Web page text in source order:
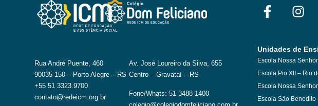
Rua André Puente, 460
90035-150 – Porto Alegre – RS
+55 51 3323.9700
contato@redeicm.org.br
Av. José Loureiro da Silva, 655
Centro – Gravataí – RS
Fone/Whats: 51 3488-1400
Unidades de
Escola Nossa
Escola Pio XII – Rio
Escola Nossa
Escola São Benedito